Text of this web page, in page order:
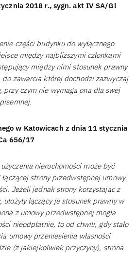
2018 r., sygn. akt IV SA/Gl
części budynku do wyłącznego
między najbliższymi członkami
między nimi stosunek prawny
do zawarcia której dochodzi zazwyczaj
przy czym nie wymaga ona dla swej
w Katowicach z dnia 11 stycznia
656/17
nieruchomości może być
strony przedwstępnej umowy
Jeżeli jednak strony korzystając z
łączący je stosunek prawny w
z umowy przedwstępnej mogła
nieodpłatnie, to od chwili, gdy stało
umowy przeniesienia własności
(z jakiejkolwiek przyczyny), strona